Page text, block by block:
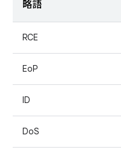
略語
RCE
EoP
ID
DoS